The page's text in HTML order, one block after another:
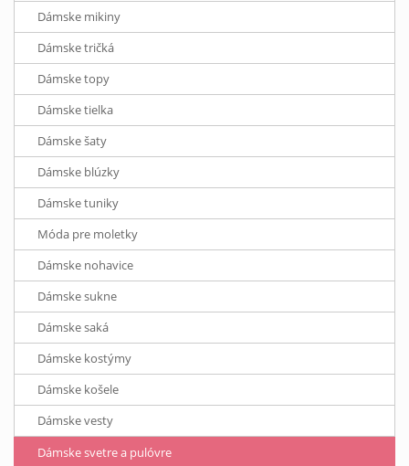
Dámske mikiny
Dámske tričká
Dámske topy
Dámske tielka
Dámske šaty
Dámske blúzky
Dámske tuniky
Móda pre moletky
Dámske nohavice
Dámske sukne
Dámske saká
Dámske kostýmy
Dámske košele
Dámske vesty
Dámske svetre a pulóvre